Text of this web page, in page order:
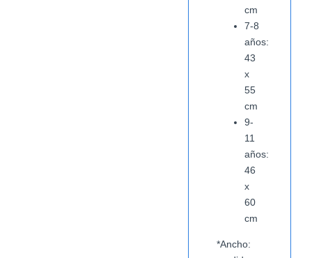
cm
7-8
años:
43
x
55
cm
9-
11
años:
46
x
60
cm
*Ancho: